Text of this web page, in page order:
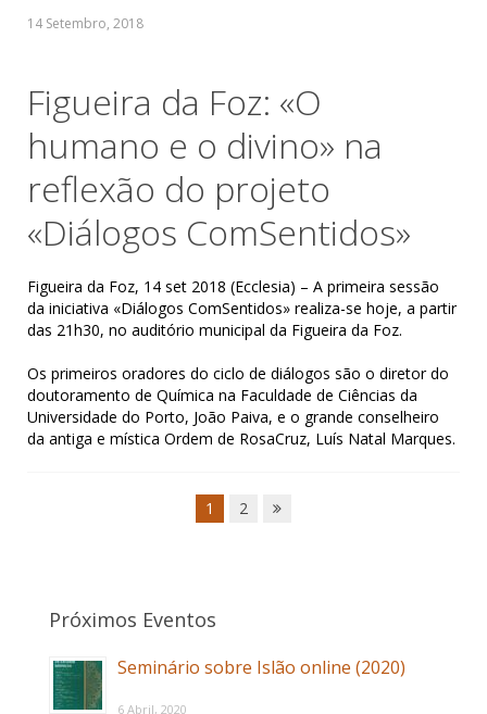
Figueira da Foz: «O
humano e o divino» na
reflexão do projeto
«Diálogos ComSentidos»
Figueira da Foz, 14 set 2018 (Ecclesia) – A primeira sessão
da iniciativa «Diálogos ComSentidos» realiza-se hoje, a partir
das 21h30, no auditório municipal da Figueira da Foz.
Os primeiros oradores do ciclo de diálogos são o diretor do
doutoramento de Química na Faculdade de Ciências da
Universidade do Porto, João Paiva, e o grande conselheiro
da antiga e mística Ordem de RosaCruz, Luís Natal Marques.
1 2
Próximos Eventos
Seminário sobre Islão online (2020)
6 Abril, 2020